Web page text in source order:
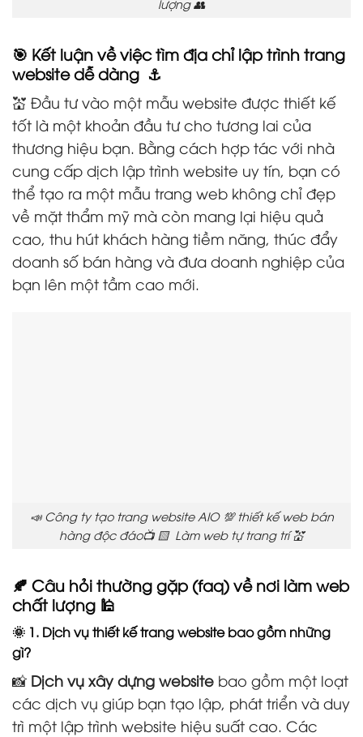
lượng 👥
🎯 Kết luận về việc tìm địa chỉ lập trình trang
website dễ dàng ⚓
💒 Đầu tư vào một mẫu website được thiết kế
tốt là một khoản đầu tư cho tương lai của
thương hiệu bạn. Bằng cách hợp tác với nhà
cung cấp dịch lập trình website uy tín, bạn có
thể tạo ra một mẫu trang web không chỉ đẹp
về mặt thẩm mỹ mà còn mang lại hiệu quả
cao, thu hút khách hàng tiềm năng, thúc đẩy
doanh số bán hàng và đưa doanh nghiệp của
bạn lên một tầm cao mới.
📣 Công ty tạo trang website AIO 💯 thiết kế web bán
hàng độc đáo📺 🟨 Làm web tự trang trí 💒
🍂 Câu hỏi thường gặp (faq) về nơi làm web
chất lượng 🕌
🌞 1. Dịch vụ thiết kế trang website bao gồm những
gì?
📸 Dịch vụ xây dựng website bao gồm một loạt
các dịch vụ giúp bạn tạo lập, phát triển và duy
trì một lập trình website hiệu suất cao. Các